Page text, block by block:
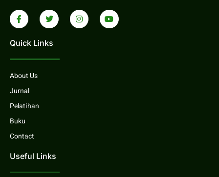
Quick Links
About Us
Jurnal
Pelatihan
Buku
Contact
Useful Links